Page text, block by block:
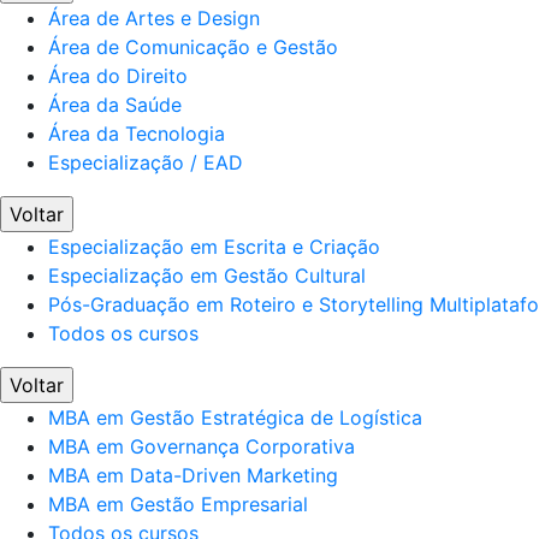
Área de Artes e Design
Área de Comunicação e Gestão
Área do Direito
Área da Saúde
Área da Tecnologia
Especialização / EAD
Voltar
Especialização em Escrita e Criação
Especialização em Gestão Cultural
Pós-Graduação em Roteiro e Storytelling
Todos os cursos
Voltar
MBA em Gestão Estratégica de Logística
MBA em Governança Corporativa
MBA em Data-Driven Marketing
MBA em Gestão Empresarial
Todos os cursos